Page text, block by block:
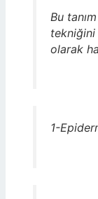
Bu
tekniğini
olarak
1-